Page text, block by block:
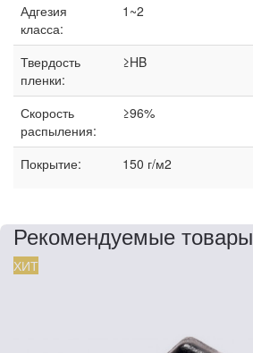
Адгезия
класса:
1~2
Твердость
пленки:
≥HB
Скорость
распыления:
≥96%
Покрытие: 150 г/м2
Рекомендуемые товары
ХИТ